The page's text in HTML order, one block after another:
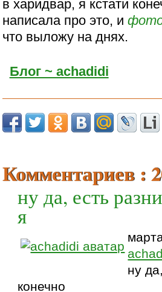
в харидвар, я кстати
написала про это, и
что выложу на днях.
Блог ~ achadidi
Комментариев :
ну да, есть
я
ну
конечно